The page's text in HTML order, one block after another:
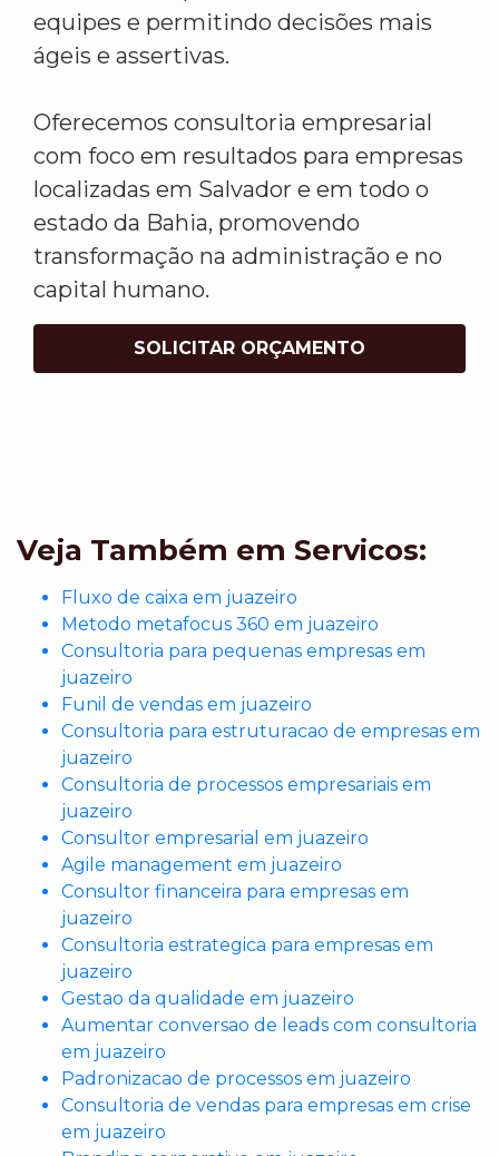
equipes e permitindo decisões mais
ágeis e assertivas.
Oferecemos consultoria empresarial
com foco em resultados para empresas
localizadas em Salvador e em todo o
estado da Bahia, promovendo
transformação na administração e no
capital humano.
SOLICITAR ORÇAMENTO
Veja Também em Servicos:
Fluxo de caixa em juazeiro
Metodo metafocus 360 em juazeiro
Consultoria para pequenas empresas em
juazeiro
Funil de vendas em juazeiro
Consultoria para estruturacao de empresas em
juazeiro
Consultoria de processos empresariais em
juazeiro
Consultor empresarial em juazeiro
Agile management em juazeiro
Consultor financeira para empresas em
juazeiro
Consultoria estrategica para empresas em
juazeiro
Gestao da qualidade em juazeiro
Aumentar conversao de leads com consultoria
em juazeiro
Padronizacao de processos em juazeiro
Consultoria de vendas para empresas em crise
em juazeiro